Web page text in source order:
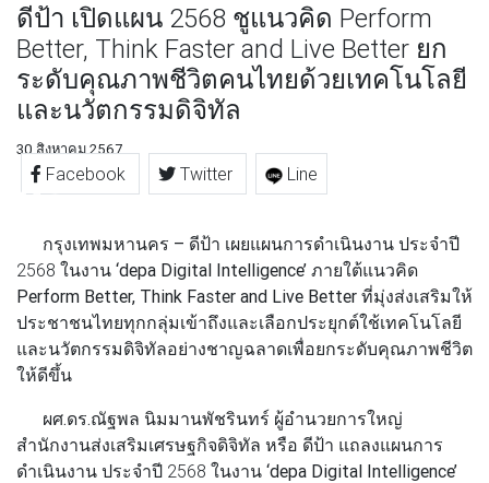
ดีป้า เปิดแผน 2568 ชูแนวคิด Perform
Better, Think Faster and Live Better ยก
ระดับคุณภาพชีวิตคนไทยด้วยเทคโนโลยี
และนวัตกรรมดิจิทัล
30 สิงหาคม 2567
Facebook Twitter Line
กรุงเทพมหานคร – ดีป้า เผยแผนการดำเนินงาน ประจำปี
2568 ในงาน ‘depa Digital Intelligence’ ภายใต้แนวคิด
Perform Better, Think Faster and Live Better ที่มุ่งส่งเสริมให้
ประชาชนไทยทุกกลุ่มเข้าถึงและเลือกประยุกต์ใช้เทคโนโลยี
และนวัตกรรมดิจิทัลอย่างชาญฉลาดเพื่อยกระดับคุณภาพชีวิต
ให้ดีขึ้น
ผศ.ดร.ณัฐพล นิมมานพัชรินทร์ ผู้อำนวยการใหญ่
สำนักงานส่งเสริมเศรษฐกิจดิจิทัล หรือ ดีป้า แถลงแผนการ
ดำเนินงาน ประจำปี 2568 ในงาน ‘depa Digital Intelligence’